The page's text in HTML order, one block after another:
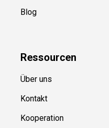
Blog
Ressourcen
Über uns
Kontakt
Kooperation